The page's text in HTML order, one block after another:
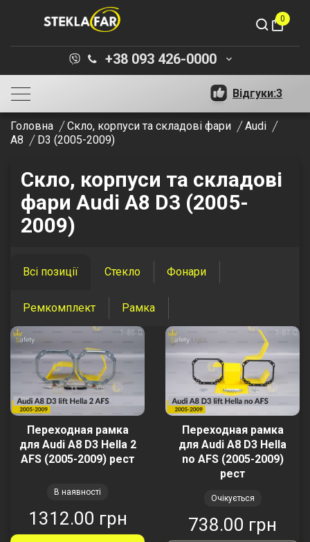
shopping_bag
0
+38 093 426-0000 keyboard_arrow_down
Відгуки:3
Головна Скло, корпуси та складові фари
Audi
A8
D3 (2005-2009)
Скло, корпуси та складові
фари Audi A8 D3 (2005-
2009)
Всі позиції Стекло Фонари
Ремкомплект Рамка
Переходная рамка
для Audi A8 D3 Hella 2
AFS (2005-2009) рест
В наявності
1312.00 грн
Переходная рамка
для Audi A8 D3 Hella
no AFS (2005-2009)
рест
Очікується
738.00 грн